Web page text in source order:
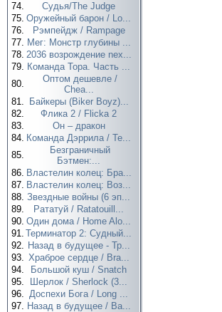
74.
Судья/The Judge
75. Оружейный барон / Lo...
76.
Рэмпейдж / Rampage
77. Мег: Монстр глубины ...
78. 2036 возрождение nex...
79. Команда Тора. Часть ...
80.
Оптом дешевле /
Chea...
81.
Байкеры (Biker Boyz)...
82.
Флика 2 / Flicka 2
83.
Он – дракон
84. Команда Дэррила / Te...
85.
Безграничный
Бэтмен:...
86. Властелин колец: Бра...
87. Властелин колец: Воз...
88. Звездные войны (6 эп...
89.
Рататуй / Ratatouill...
90. Один дома / Home Alo...
91. Терминатор 2: Судный...
92. Назад в будущее - Тр...
93. Храброе сердце / Bra...
94.
Большой куш / Snatch
95.
Шерлок / Sherlock (3...
96. Доспехи Бога / Long ...
97. Назад в будущее / Ba...